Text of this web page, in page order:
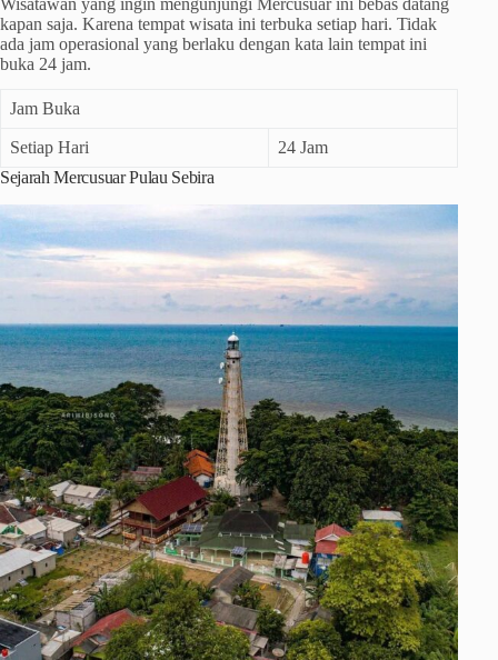
Wisatawan yang ingin mengunjungi Mercusuar ini bebas datang
kapan saja. Karena tempat wisata ini terbuka setiap hari. Tidak
ada jam operasional yang berlaku dengan kata lain tempat ini
buka 24 jam.
Jam Buka
Setiap Hari
24 Jam
Sejarah Mercusuar Pulau Sebira